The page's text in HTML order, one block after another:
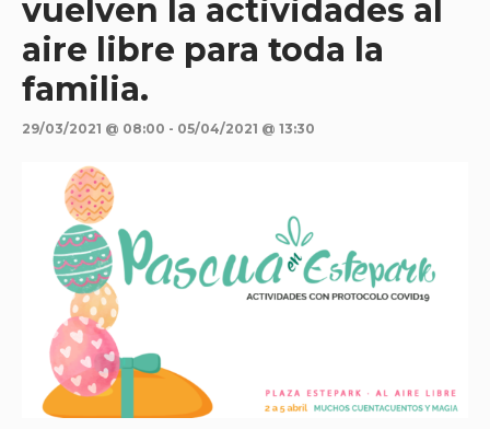
vuelven la actividades al
aire libre para toda la
familia.
29/03/2021 @ 08:00 - 05/04/2021 @ 13:30